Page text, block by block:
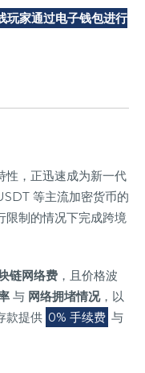
玩家通过电子钱包进行
性，正迅速成为新一代
等主流加密货币的
限制的情况下完成跨境
链网络费 ，且价格波
与 网络拥堵情况，以
款提供 0% 手续费 与